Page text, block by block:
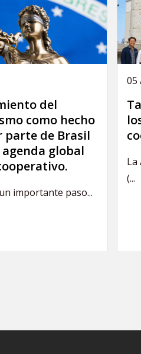
del
como hecho
de Brasil
global
importante paso...
05
La
(...